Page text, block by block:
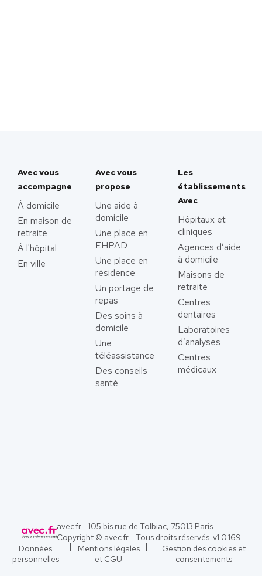
Avec vous
accompagne
À domicile
En maison de
retraite
À l'hôpital
En ville
Avec vous
propose
Une aide à
domicile
Une place en
EHPAD
Une place en
résidence
Un portage de
repas
Des soins à
domicile
Une
téléassistance
Des conseils
santé
Les
établissements
Avec
Hôpitaux et
cliniques
Agences d’aide
à domicile
Maisons de
retraite
Centres
dentaires
Laboratoires
d’analyses
Centres
médicaux
avec.fr - 105 bis rue de Tolbiac, 75013 Paris
Copyright © avec.fr - Tous droits réservés. v1.0.169
Données
personnelles
Mentions légales
et CGU
Gestion des cookies et
consentements